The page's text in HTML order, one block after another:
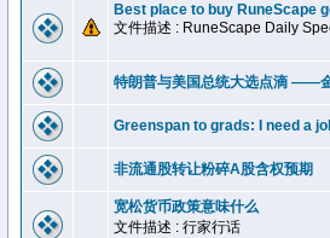
Best place to buy RuneScape
文件描述 : RuneScape Daily
特朗普与美国总统大选点滴 ——
Greenspan to grads: I need a
非流通股转让粉碎A股含权预期
宽松货币政策意味什么
文件描述 : 行家行话